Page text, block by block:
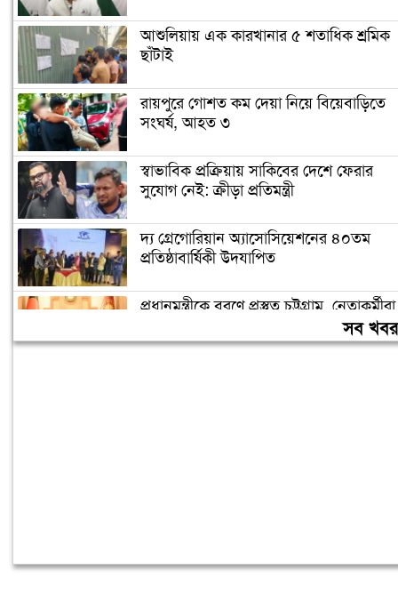
আশুলিয়ায় এক কারখানার ৫ শতাধিক শ্রমিক
ছাঁটাই
রায়পুরে গোশত কম দেয়া নিয়ে বিয়েবাড়িতে
সংঘর্ষ, আহত ৩
স্বাভাবিক প্রক্রিয়ায় সাকিবের দেশে ফেরার
সুযোগ নেই: ক্রীড়া প্রতিমন্ত্রী
দ্য গ্রেগোরিয়ান অ্যাসোসিয়েশনের ৪০তম
প্রতিষ্ঠাবার্ষিকী উদযাপিত
প্রধানমন্ত্রীকে বরণে প্রস্তুত চট্টগ্রাম, নেতাকর্মীরা
সব